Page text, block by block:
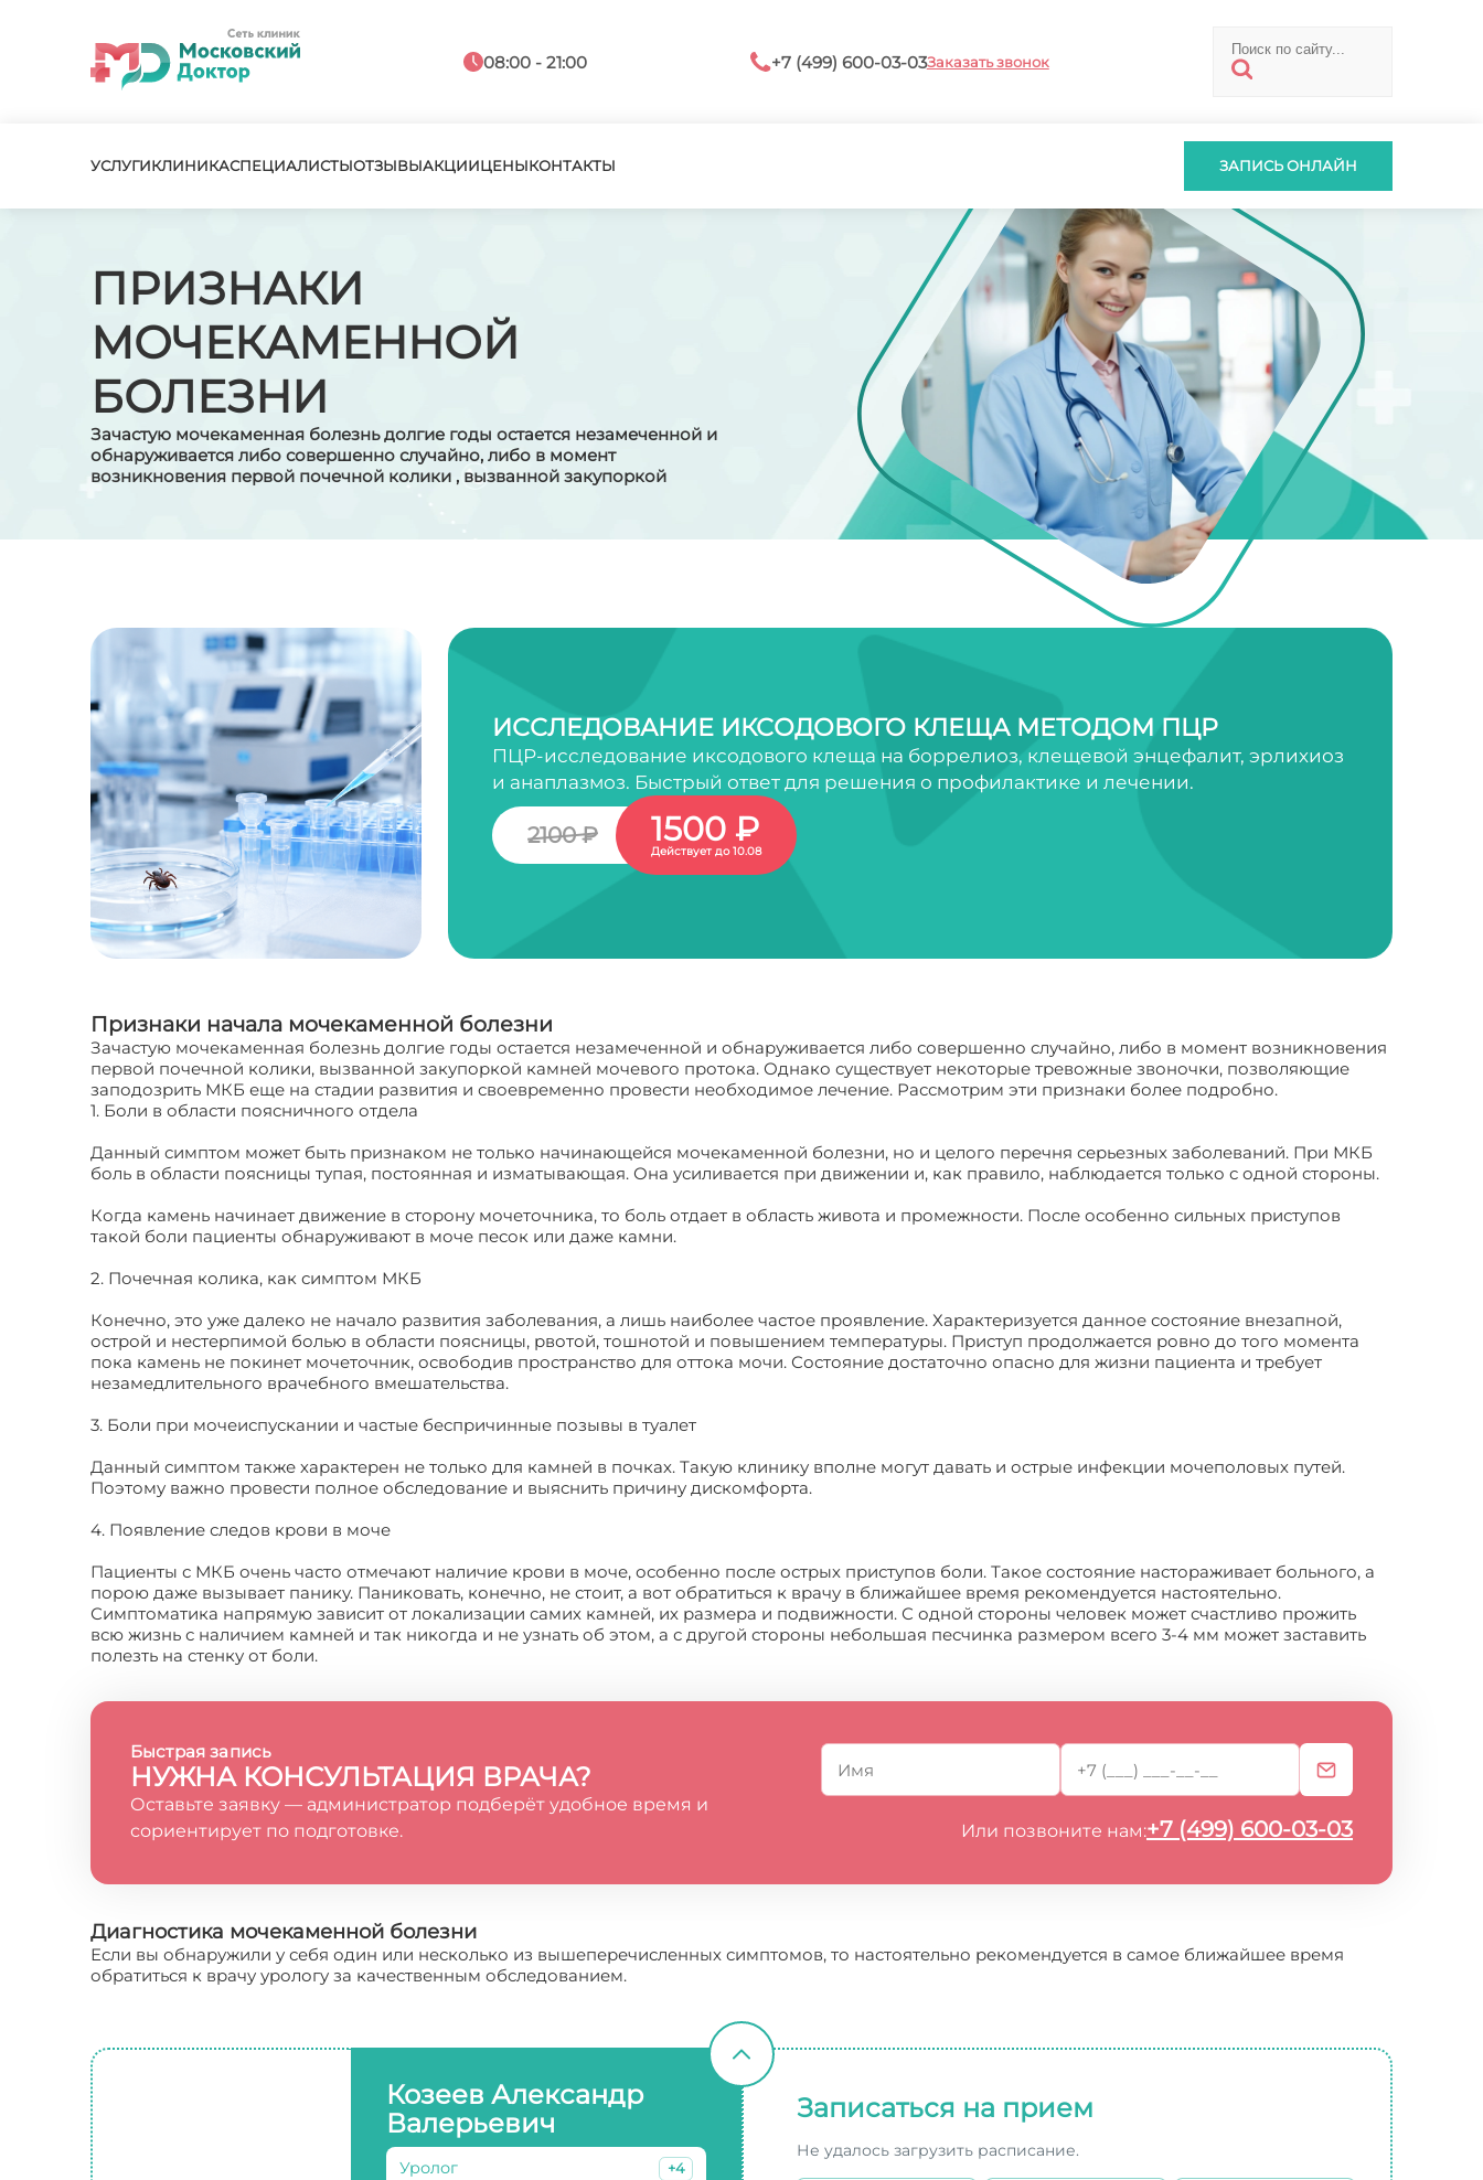
08:00 - 21:00 +7 (499) 600-03-03Заказать звонок
УСЛУГИКЛИНИКАСПЕЦИАЛИСТЫОТЗЫВЫАКЦИИЦЕНЫКОНТАКТЫ ЗАПИСЬ ОНЛАЙН
ПРИЗНАКИ
МОЧЕКАМЕННОЙ
БОЛЕЗНИ
Зачастую мочекаменная болезнь долгие годы остается незамеченной и
обнаруживается либо совершенно случайно, либо в момент
возникновения первой почечной колики , вызванной закупоркой
ИССЛЕДОВАНИЕ ИКСОДОВОГО КЛЕЩА МЕТОДОМ ПЦР
ПЦР-исследование иксодового клеща на боррелиоз, клещевой энцефалит, эрлихиоз
и анаплазмоз. Быстрый ответ для решения о профилактике и лечении.
2100 ₽ 1500 ₽
Действует до 10.08
Признаки начала мочекаменной болезни
Зачастую мочекаменная болезнь долгие годы остается незамеченной и обнаруживается либо совершенно случайно, либо в момент возникновения
первой почечной колики, вызванной закупоркой камней мочевого протока. Однако существует некоторые тревожные звоночки, позволяющие
заподозрить МКБ еще на стадии развития и своевременно провести необходимое лечение. Рассмотрим эти признаки более подробно.
1. Боли в области поясничного отдела
Данный симптом может быть признаком не только начинающейся мочекаменной болезни, но и целого перечня серьезных заболеваний. При МКБ
боль в области поясницы тупая, постоянная и изматывающая. Она усиливается при движении и, как правило, наблюдается только с одной стороны.
Когда камень начинает движение в сторону мочеточника, то боль отдает в область живота и промежности. После особенно сильных приступов
такой боли пациенты обнаруживают в моче песок или даже камни.
2. Почечная колика, как симптом МКБ
Конечно, это уже далеко не начало развития заболевания, а лишь наиболее частое проявление. Характеризуется данное состояние внезапной,
острой и нестерпимой болью в области поясницы, рвотой, тошнотой и повышением температуры. Приступ продолжается ровно до того момента
пока камень не покинет мочеточник, освободив пространство для оттока мочи. Состояние достаточно опасно для жизни пациента и требует
незамедлительного врачебного вмешательства.
3. Боли при мочеиспускании и частые беспричинные позывы в туалет
Данный симптом также характерен не только для камней в почках. Такую клинику вполне могут давать и острые инфекции мочеполовых путей.
Поэтому важно провести полное обследование и выяснить причину дискомфорта.
4. Появление следов крови в моче
Пациенты с МКБ очень часто отмечают наличие крови в моче, особенно после острых приступов боли. Такое состояние настораживает больного, а
порою даже вызывает панику. Паниковать, конечно, не стоит, а вот обратиться к врачу в ближайшее время рекомендуется настоятельно.
Симптоматика напрямую зависит от локализации самих камней, их размера и подвижности. С одной стороны человек может счастливо прожить
всю жизнь с наличием камней и так никогда и не узнать об этом, а с другой стороны небольшая песчинка размером всего 3-4 мм может заставить
полезть на стенку от боли.
Быстрая запись
НУЖНА КОНСУЛЬТАЦИЯ ВРАЧА?
Оставьте заявку — администратор подберёт удобное время и
сориентирует по подготовке.
Или позвоните нам:+7 (499) 600-03-03
Диагностика мочекаменной болезни
Если вы обнаружили у себя один или несколько из вышеперечисленных симптомов, то настоятельно рекомендуется в самое ближайшее время
обратиться к врачу урологу за качественным обследованием.
Козеев Александр
Валерьевич
Уролог +4
Записаться на прием
Не удалось загрузить расписание.